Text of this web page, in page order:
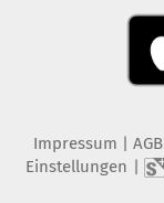
Impressum | AGB
Einstellungen |